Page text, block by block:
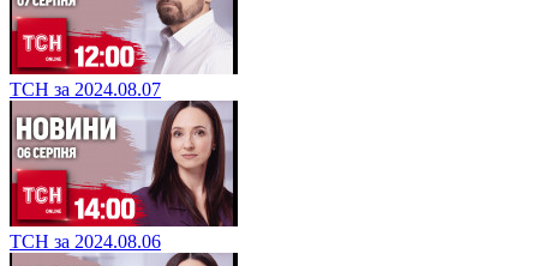
ТСН за 2024.08.07
ТСН за 2024.08.06